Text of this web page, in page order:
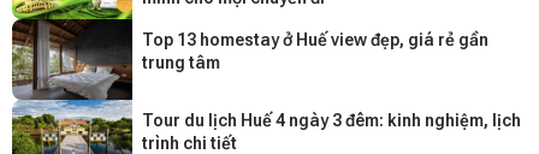
Top 13 homestay ở Huế view đẹp, giá rẻ gần
trung tâm
Tour du lịch Huế 4 ngày 3 đêm: kinh nghiệm, lịch
trình chi tiết